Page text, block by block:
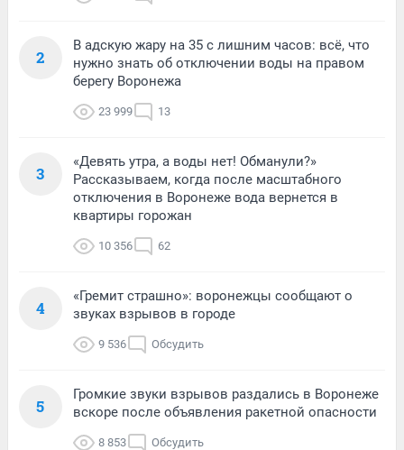
2
В адскую жару на 35 с лишним часов: всё, что
нужно знать об отключении воды на правом
берегу Воронежа
23 999 13
3
«Девять утра, а воды нет! Обманули?»
Рассказываем, когда после масштабного
отключения в Воронеже вода вернется в
квартиры горожан
10 356 62
4
«Гремит страшно»: воронежцы сообщают о
звуках взрывов в городе
9 536 Обсудить
5
Громкие звуки взрывов раздались в Воронеже
вскоре после объявления ракетной опасности
8 853 Обсудить